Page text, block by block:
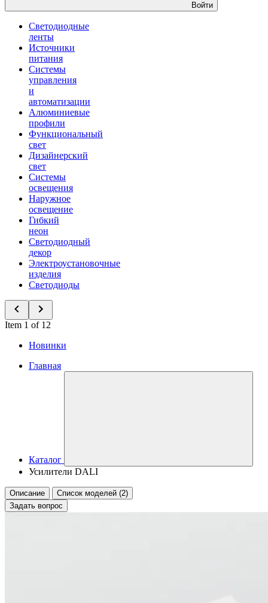
Войти
Светодиодные
ленты
Источники
питания
Системы
управления
и
автоматизации
Алюминиевые
профили
Функциональный
свет
Дизайнерский
свет
Системы
освещения
Наружное
освещение
Гибкий
неон
Светодиодный
декор
Электроустановочные
изделия
Светодиоды
Item 1 of 12
Новинки
Главная
Каталог
Усилители DALI
Описание
Список моделей (2)
Задать вопрос